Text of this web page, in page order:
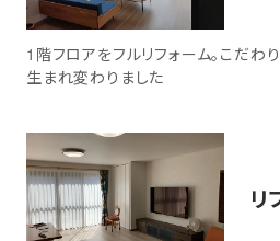
1階フロアをフルリフォーム。こだわ
生まれ変わりました
リ